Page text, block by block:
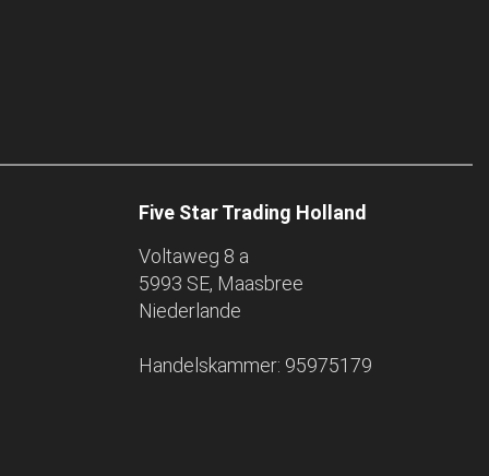
Five Star Trading Holland
Voltaweg 8 a
5993 SE, Maasbree
Niederlande
Handelskammer: 95975179